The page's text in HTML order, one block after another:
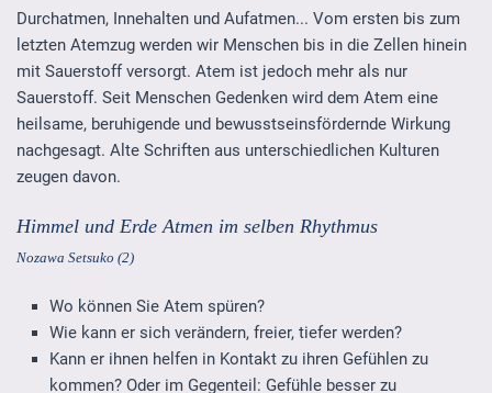
Durchatmen, Innehalten und Aufatmen... Vom ersten bis zum
letzten Atemzug werden wir Menschen bis in die Zellen hinein
mit Sauerstoff versorgt. Atem ist jedoch mehr als nur
Sauerstoff. Seit Menschen Gedenken wird dem Atem eine
heilsame, beruhigende und bewusstseinsfördernde Wirkung
nachgesagt. Alte Schriften aus unterschiedlichen Kulturen
zeugen davon.
Himmel und Erde Atmen im selben Rhythmus
Nozawa Setsuko (2)
Wo können Sie Atem spüren?
Wie kann er sich verändern, freier, tiefer werden?
Kann er ihnen helfen in Kontakt zu ihren Gefühlen zu
kommen? Oder im Gegenteil: Gefühle besser zu